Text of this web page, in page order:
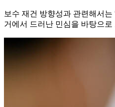
보수 재건 방향성과 관련해서
거에서 드러난 민심을 바탕으